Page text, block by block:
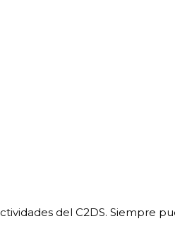
del C2DS. Siempre